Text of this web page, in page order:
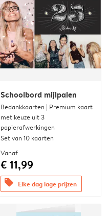
Schoolbord mijlpalen
Bedankkaarten | Premium kaart
met keuze uit 3
papierafwerkingen
Set van 10 kaarten
Vanaf
€ 11,99
offers Elke dag lage prijzen